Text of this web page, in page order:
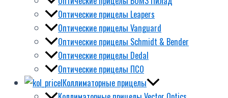
Оптические прицелы Leapers
Оптические прицелы Vanguard
Оптические прицелы Schmidt & Bender
Оптические прицелы Dedal
Оптические прицелы ПСО
Коллиматорные прицелы